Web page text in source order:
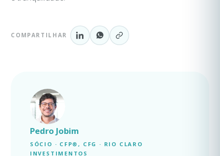
COMPARTILHAR
Pedro Jobim
SÓCIO · CFP®, CFG · RIO CLARO
INVESTIMENTOS